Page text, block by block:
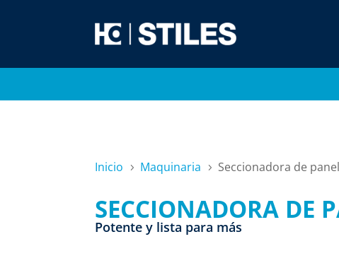
Inicio 5 Maquinaria 5 Seccionadora de
SECCIONADORA DE
Potente y lista para más